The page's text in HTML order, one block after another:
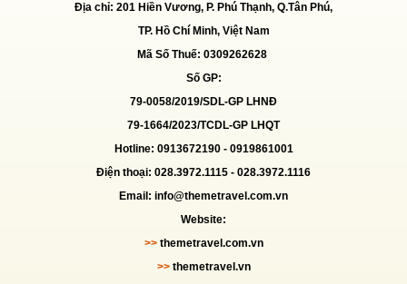
Địa chỉ: 201 Hiền Vương, P. Phú Thạnh, Q.Tân Phú,
TP. Hồ Chí Minh, Việt Nam
Mã Số Thuế: 0309262628
Số GP:
79-0058/2019/SDL-GP LHNĐ
79-1664/2023/TCDL-GP LHQT
Hotline: 0913672190 - 0919861001
Điện thoại: 028.3972.1115 - 028.3972.1116
Email: info@themetravel.com.vn
Website:
>> themetravel.com.vn
>> themetravel.vn